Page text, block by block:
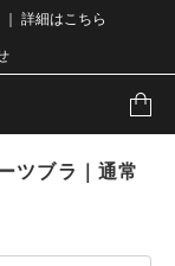
詳細はこちら
ツブラ｜通常